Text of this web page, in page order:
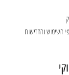
השימוש והדרישות